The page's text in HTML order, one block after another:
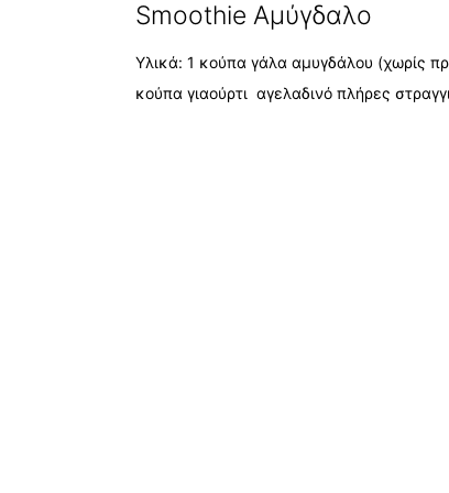
Smoothie Αμύγδαλο
Υλικά: 1 κούπα γάλα αμυγδάλου (χωρίς
κούπα γιαούρτι αγελαδινό πλήρες